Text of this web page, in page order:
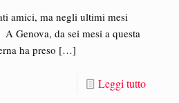
amici, ma negli ultimi mesi
Genova, da sei mesi a questa
ha preso […]
Leggi tutto